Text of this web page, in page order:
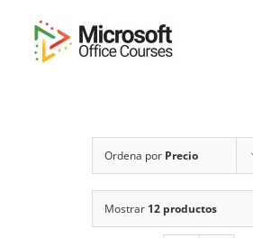
contenido
Sobre
Cursos
Ordena por Precio
Mostrar 12 productos